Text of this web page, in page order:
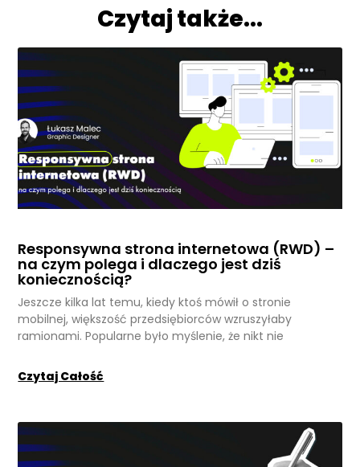
Czytaj także...
Responsywna strona internetowa (RWD) –
na czym polega i dlaczego jest dziś
koniecznością?
Jeszcze kilka lat temu, kiedy ktoś mówił o stronie
mobilnej, większość przedsiębiorców wzruszyłaby
ramionami. Popularne było myślenie, że nikt nie
Czytaj Całość